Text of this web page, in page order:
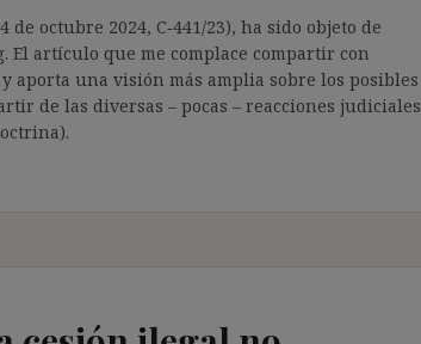
octubre 2024, C‑441/23), ha sido objeto de
El artículo que me complace compartir con
aporta una visión más amplia sobre los posibles
de las diversas – pocas – reacciones judiciales